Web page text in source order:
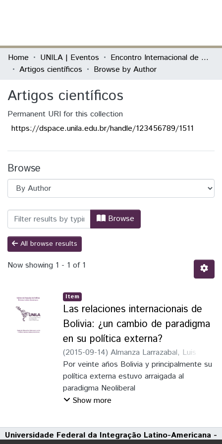
Communities & Collections
All of DSpace
Home UNILA | Eventos
Encontro Internacional de Política Externa Latino-Americana
Artigos científicos
Browse by Author
Artigos científicos
Permanent URI for this collection
https://dspace.unila.edu.br/handle/123456789/1511
Browse
Browsing Artigos científicos by Author
Browse
All browse results
Now showing 1 - 1 of 1
Item
Las relaciones internacionais de
Bolivia: ¿un cambio de paradigma
en su política externa?
(2015-09-14) Almanza Larrazabal, Luis
Alfredo
Por veinte años Bolivia y principalmente su
política externa estuvo arraigada al
paradigma Neoliberal
de 1985 a 2005. En 2006, con el cambio
pero determinar el nuevo paradigma es
Show more
Universidade Federal da Integração Latino-Americana -